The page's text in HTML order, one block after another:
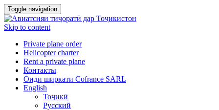
Toggle navigation
Skip to content
Private plane order
Helicopter charter
Rent a private plane
Контакты
Оиди ширкати Cofrance SARL
English
Тоҷикӣ
Русский